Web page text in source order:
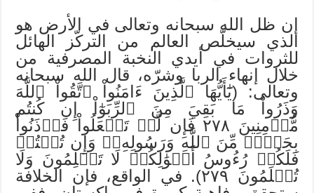
إن ظل الله سبحانه وتعالى في الأرض هو
الذي سيخلّص العالم من التركّز الهائل
للثروات في أيدي النخبة المصرفية من
خلال إنهاء الربا وشرّه، قال الله سبحانه
وتعالى: (يَٰٓأَيُّهَا ٱلَّذِينَ ءَامَنُواْ ٱتَّقُواْ ٱللَّهَ
وَذَرُواْ مَا بَقِيَ مِنَ ٱلرِّبَوٰٓاْ إِن كُنتُم
مُّؤۡمِنِينَ ٢٧٨ فَإِن لَّمۡ تَفۡعَلُواْ فَأۡذَنُواْ
بِحَرۡبٖ مِّنَ ٱللَّهِ وَرَسُولِهِۦۖ وَإِن تُبۡتُمۡ
فَلَكُمۡ رُءُوسُ أَمۡوَٰلِكُمۡ لَا تَظۡلِمُونَ وَلَا
تُظۡلَمُونَ ٢٧٩). في الواقع، فإن الخلافة